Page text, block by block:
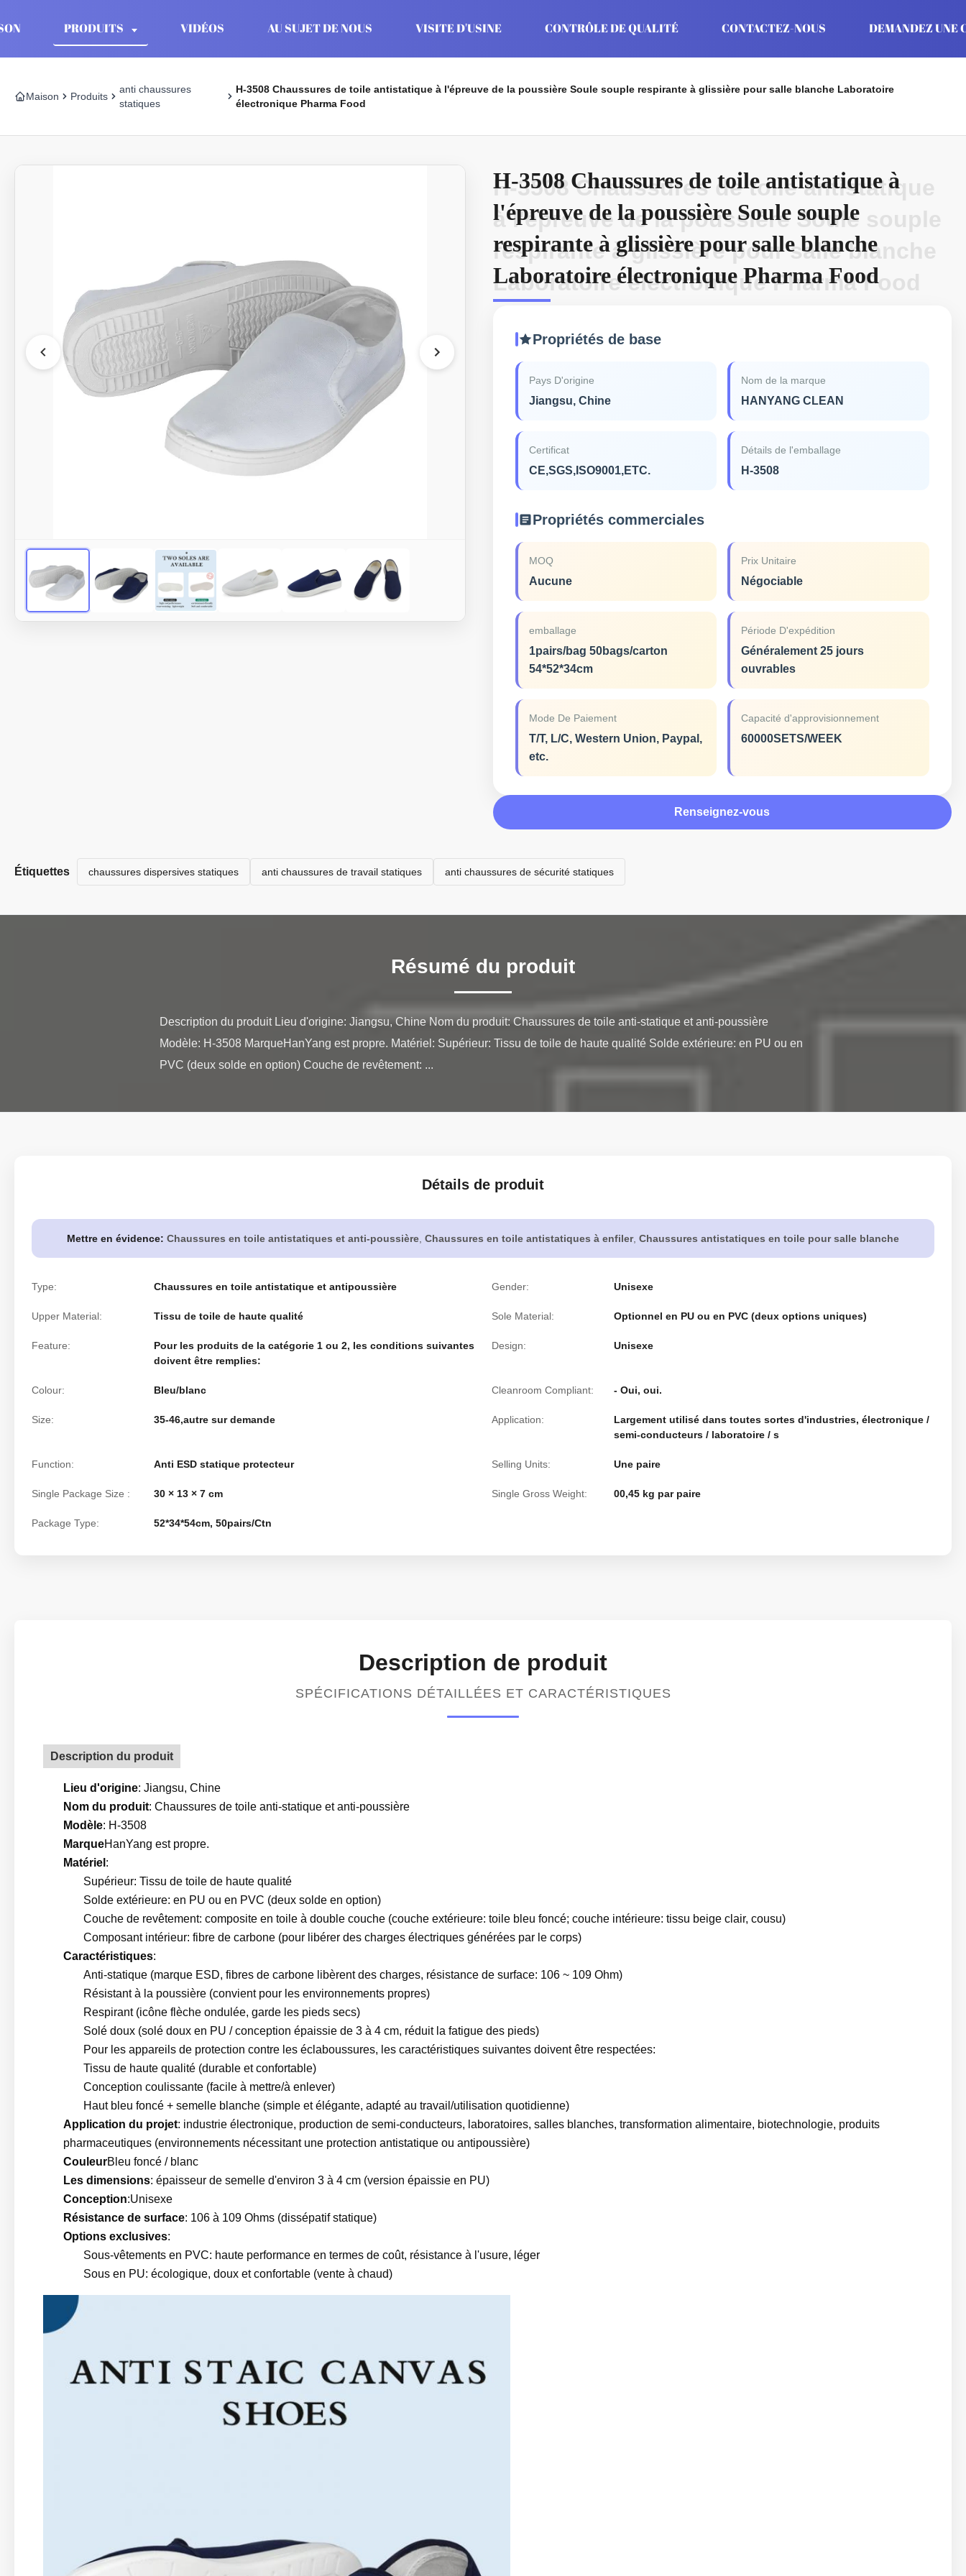
PRODUITS VIDÉOS AU SUJET DE NOUS VISITE D'USINE CONTRÔLE DE QUALITÉ CONTACTEZ-NOUS DEMANDEZ UNE
Maison Produits
anti chaussures
statiques
H-3508 Chaussures de toile antistatique à l'épreuve de la poussière Soule souple respirante à glissière pour salle blanche Laboratoire
électronique Pharma Food
H-3508 Chaussures de toile antistatique à
l'épreuve de la poussière Soule souple
respirante à glissière pour salle blanche
Laboratoire électronique Pharma Food
H-3508 Chaussures de toile antistatique
à l'épreuve de la poussière Soule souple
respirante à glissière pour salle blanche
Laboratoire électronique Pharma Food
Propriétés de base
Pays D'origine
Jiangsu, Chine
Nom de la marque
HANYANG CLEAN
Certificat
CE,SGS,ISO9001,ETC.
Détails de l'emballage
H-3508
Propriétés commerciales
MOQ
Aucune
Prix Unitaire
Négociable
emballage
1pairs/bag 50bags/carton
54*52*34cm
Période D'expédition
Généralement 25 jours
ouvrables
Mode De Paiement
T/T, L/C, Western Union, Paypal,
etc.
Capacité d'approvisionnement
60000SETS/WEEK
Renseignez-vous
Étiquettes chaussures dispersives statiques anti chaussures de travail statiques anti chaussures de sécurité statiques
Résumé du produit
Description du produit Lieu d'origine: Jiangsu, Chine Nom du produit: Chaussures de toile anti-statique et anti-poussière
Modèle: H-3508 MarqueHanYang est propre. Matériel: Supérieur: Tissu de toile de haute qualité Solde extérieure: en PU ou en
PVC (deux solde en option) Couche de revêtement: ...
Détails de produit
Mettre en évidence: Chaussures en toile antistatiques et anti-poussière Chaussures en toile antistatiques à enfiler, Chaussures antistatiques en toile pour salle blanche
Type: Chaussures en toile antistatique et antipoussière Gender: Unisexe
Upper Material: Tissu de toile de haute qualité Sole Material: Optionnel en PU ou en PVC (deux options uniques)
Feature:
Pour les produits de la catégorie 1 ou 2, les conditions suivantes
doivent être remplies:
Design: Unisexe
Colour: Bleu/blanc Cleanroom Compliant: - Oui, oui.
Size: 35-46,autre sur demande Application:
Largement utilisé dans toutes sortes d'industries, électronique /
semi-conducteurs / laboratoire / s
Function: Anti ESD statique protecteur Selling Units: Une paire
Single Package Size : 30 × 13 × 7 cm Single Gross Weight: 00,45 kg par paire
Package Type: 52*34*54cm, 50pairs/Ctn
Description de produit
SPÉCIFICATIONS DÉTAILLÉES ET CARACTÉRISTIQUES
Description du produit
Lieu d'origine: Jiangsu, Chine
Nom du produit: Chaussures de toile anti-statique et anti-poussière
Modèle: H-3508
MarqueHanYang est propre.
Matériel :
Supérieur: Tissu de toile de haute qualité
Solde extérieure: en PU ou en PVC (deux solde en option)
Couche de revêtement: composite en toile à double couche (couche extérieure: toile bleu foncé; couche intérieure: tissu beige clair, cousu)
Composant intérieur: fibre de carbone (pour libérer des charges électriques générées par le corps)
Caractéristiques:
Anti-statique (marque ESD, fibres de carbone libèrent des charges, résistance de surface: 106 ~ 109 Ohm)
Résistant à la poussière (convient pour les environnements propres)
Respirant (icône flèche ondulée, garde les pieds secs)
Solé doux (solé doux en PU / conception épaissie de 3 à 4 cm, réduit la fatigue des pieds)
Pour les appareils de protection contre les éclaboussures, les caractéristiques suivantes doivent être respectées:
Tissu de haute qualité (durable et confortable)
Conception coulissante (facile à mettre/à enlever)
Haut bleu foncé + semelle blanche (simple et élégante, adapté au travail/utilisation quotidienne)
Application du projet: industrie électronique, production de semi-conducteurs, laboratoires, salles blanches, transformation alimentaire, biotechnologie, produits
pharmaceutiques (environnements nécessitant une protection antistatique ou antipoussière)
CouleurBleu foncé / blanc
Les dimensions: épaisseur de semelle d'environ 3 à 4 cm (version épaissie en PU)
Conception:Unisexe
Résistance de surface: 106 à 109 Ohms (dissépatif statique)
Options exclusives:
Sous-vêtements en PVC: haute performance en termes de coût, résistance à l'usure, léger
Sous en PU: écologique, doux et confortable (vente à chaud)